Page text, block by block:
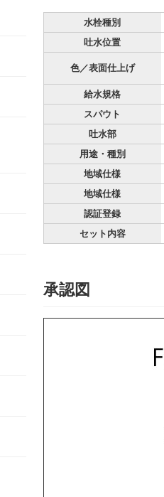
水栓種別
吐水位置
色／表面仕上げ
給水規格
スパウト
吐水部
用途・種別
地域仕様
地域仕様
認証登録
セット内容
承認図